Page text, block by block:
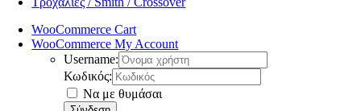
WooCommerce Cart
WooCommerce My Account
Username:
Κωδικός:
Να με θυμάσαι